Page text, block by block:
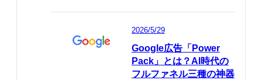
2026/5/29
Google広告「Power
Pack」とは？AI時代の
フルファネル三種の神器